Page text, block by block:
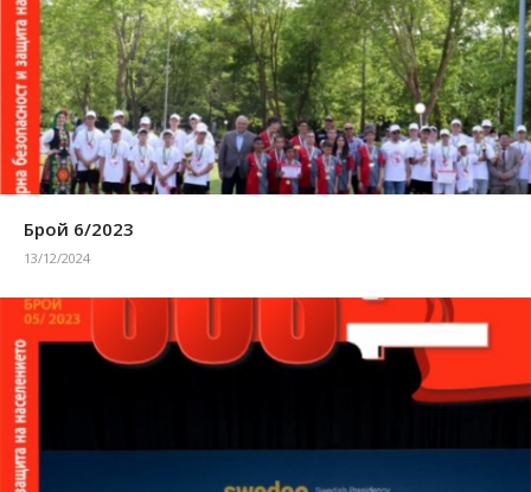
Брой 6/2023
13/12/2024